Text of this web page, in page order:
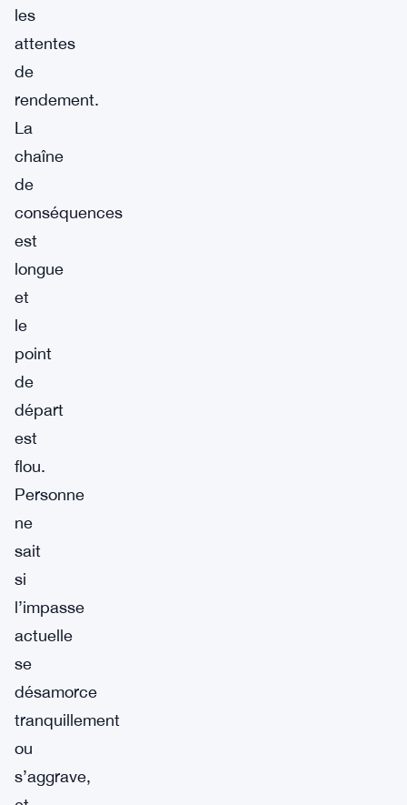
les
attentes
de
rendement.
La
chaîne
de
conséquences
est
longue
et
le
point
de
départ
est
flou.
Personne
ne
sait
si
l’impasse
actuelle
se
désamorce
tranquillement
ou
s’aggrave,